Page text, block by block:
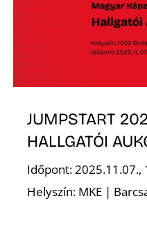
JUMPSTART
HALLGATÓI
Időpont: 2025.11.07.,
Helyszín: MKE |